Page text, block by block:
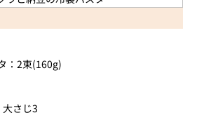
：2束(160g)
さじ3